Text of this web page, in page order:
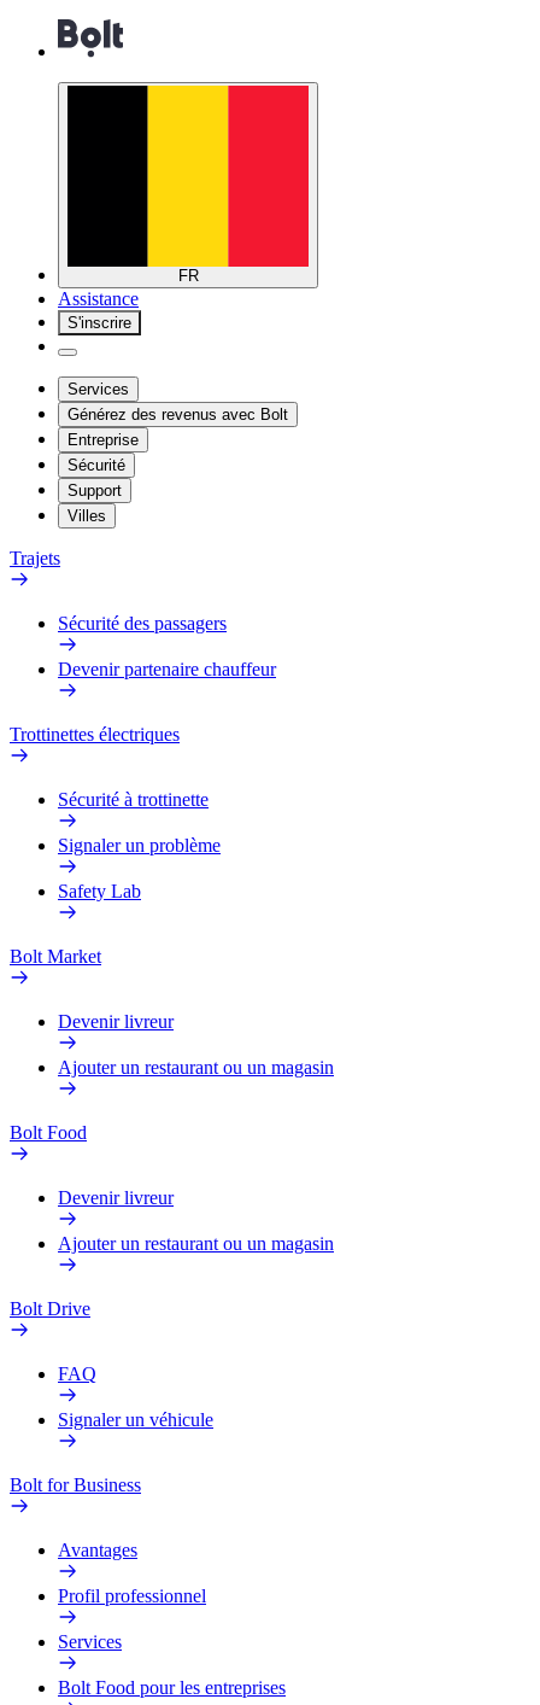
FR
Assistance
S'inscrire
Services
Générez des revenus avec Bolt
Entreprise
Sécurité
Support
Villes
Trajets
Sécurité des passagers
Devenir partenaire chauffeur
Trottinettes électriques
Sécurité à trottinette
Signaler un problème
Safety Lab
Bolt Market
Devenir livreur
Ajouter un restaurant ou un magasin
Bolt Food
Devenir livreur
Ajouter un restaurant ou un magasin
Bolt Drive
FAQ
Signaler un véhicule
Bolt for Business
Avantages
Profil professionnel
Services
Bolt Food pour les entreprises